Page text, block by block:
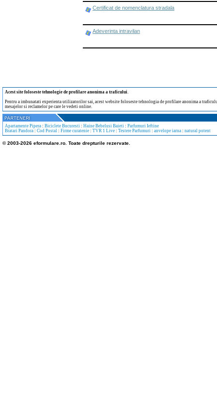
Certificat de nomenclatura stradala
Adeverinta intravilan
Acest site foloseste tehnologie de profilare anonima a traficului.
Pentru a imbunatati experienta utilizatorilor sai, acest website foloseste tehnologia de profilare anonima a
mesajelor si reclamelor pe care le vedeti online.
Apartamente Pipera : Biciclete Bucuresti : Haine Bebelusi Baieti : Parfumuri Ieftine
Bratari Pandora : Cod Postal : Firme curatenie : TVR 1 Live : Testere Parfumuri : anvelope iarna : natural potent
© 2003-2026 eformulare.ro. Toate drepturile rezervate.